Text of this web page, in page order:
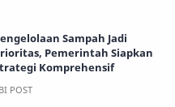
Sampah Jadi
Pemerintah Siapkan
Komprehensif